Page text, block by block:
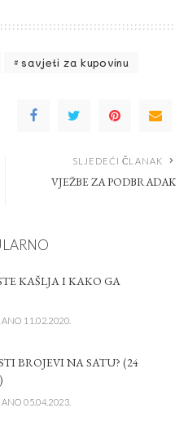
savjeti za kupovinu
SLJEDEĆI ČLANAK
VJEŽBE ZA PODBRADAK
KAŠLJA I KAKO GA
11.02.2020.
BROJEVI NA SATU? (24
05.04.2023.